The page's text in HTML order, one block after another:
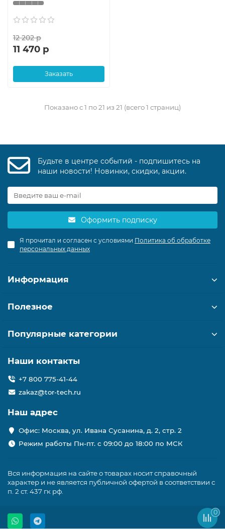
12 202 р
11 470 р
Заказать
Показано с 1 по 21 из 21 (всего 1 страниц)
Будьте в центре событий - подпишитесь на
наши новости! Новинки, скидки, акции.
Оформить подписку
Я прочитал и согласен с условиями Политика об обработке
персональных данных
Информация
Полезное
Популярные категории
Наши контакты
+7 800 775-41-44
zakaz@tor-tech.ru
Наш адрес
Офис: Москва, ул. Ивана Сусанина, д. 2, стр. 2
Режим работы Пн-пт. с 09:00 до 18:00 по МСК
Вся информация на сайте о товарах носит справочный
характер и не является публичной офертой в соответствии с
п. 2 ст. 437 гк рф.
0